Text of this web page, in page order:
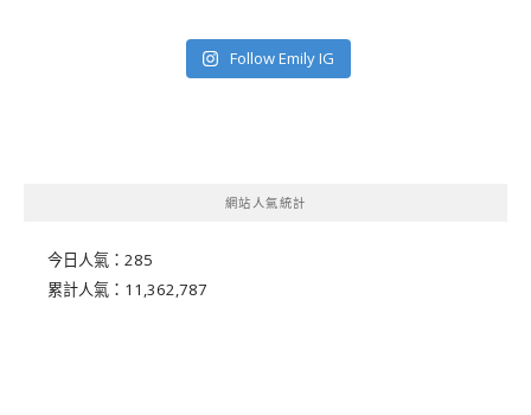
Follow Emily IG
網站人氣統計
今日人氣： 285
累計人氣： 11,362,787